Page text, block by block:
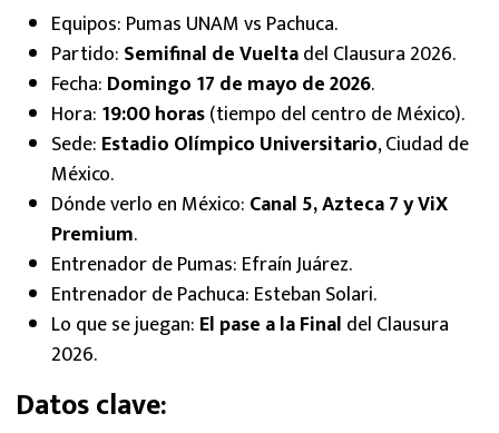
Equipos: Pumas UNAM vs Pachuca.
Partido: Semifinal de Vueltadel Clausura 2026.
Fecha: Domingo 17 de mayo de 2026.
Hora: 19:00 horas(tiempo del centro de México).
Sede: Estadio Olímpico Universitario, Ciudad de
México.
Dónde verlo en México: Canal 5, Azteca 7 y ViX
Premium.
Entrenador de Pumas: Efraín Juárez.
Entrenador de Pachuca: Esteban Solari.
Lo que se juegan: El pase a la Final del Clausura
2026.
Datos clave: